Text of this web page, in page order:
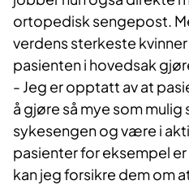
ortopedisk sengepost.
verdens sterkeste
pasienten i hovedsak
- Jeg er opptatt av at
å gjøre så mye som mulig
sykesengen og være i
pasienter for eksempel
kan jeg forsikre dem om